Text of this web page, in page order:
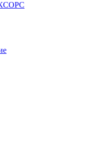
КСОРС